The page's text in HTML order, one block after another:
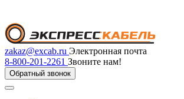
zakaz@excab.ru Электронная почта
8-800-201-2261 Звоните нам!
Обратный звонок